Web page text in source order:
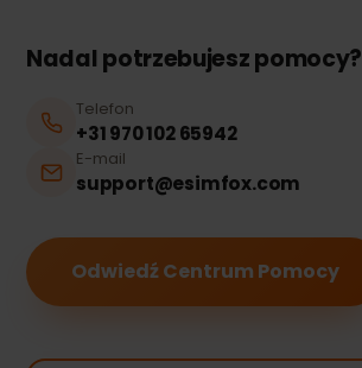
Nadal potrzebujesz pomocy?
Telefon
+31 970 102 65942
E-mail
support@esimfox.com
Odwiedź Centrum Pomocy